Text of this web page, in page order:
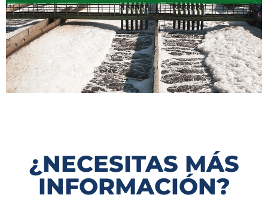
¿NECESITAS MÁS
INFORMACIÓN?